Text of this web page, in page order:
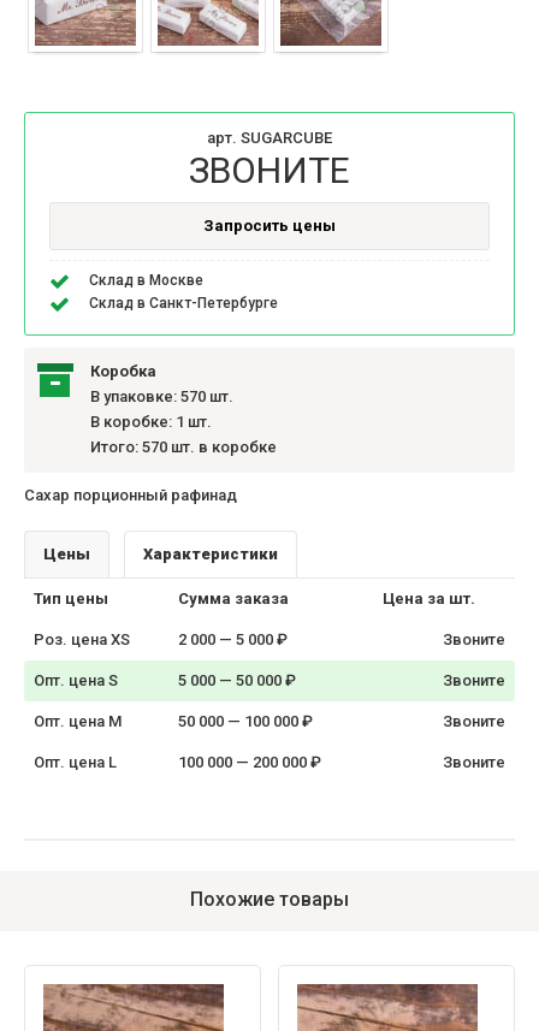
арт. SUGARCUBE
ЗВОНИТЕ
Запросить цены
Склад в Москве
Склад в Санкт-Петербурге
Коробка
В упаковке: 570 шт.
В коробке: 1 шт.
Итого: 570 шт. в коробке
Сахар порционный рафинад
Цены Характеристики
Тип цены Сумма заказа Цена за шт.
Роз. цена XS 2 000 — 5 000 ₽ Звоните
Опт. цена S 5 000 — 50 000 ₽ Звоните
Опт. цена M 50 000 — 100 000 ₽ Звоните
Опт. цена L 100 000 — 200 000 ₽ Звоните
Похожие товары